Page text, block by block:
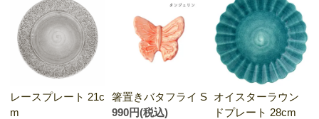
レースプレート 21c
m
箸置きバタフライ S
990円(税込)
オイスターラウン
ドプレート 28cm